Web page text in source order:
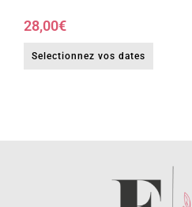
28,00€
Selectionnez vos dates